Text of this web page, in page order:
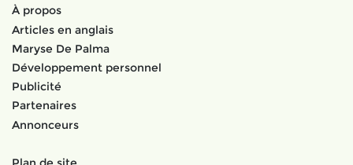
À propos
Articles en anglais
Maryse De Palma
Développement personnel
Publicité
Partenaires
Annonceurs